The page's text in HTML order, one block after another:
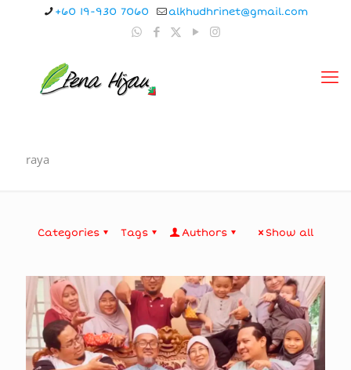
+60 19-930 7060 alkhudhrinet@gmail.com
raya
Categories Tags Authors Show all